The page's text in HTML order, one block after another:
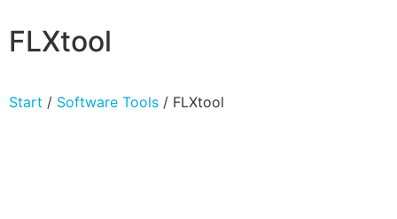
FLXtool
Start / Software Tools / FLXtool